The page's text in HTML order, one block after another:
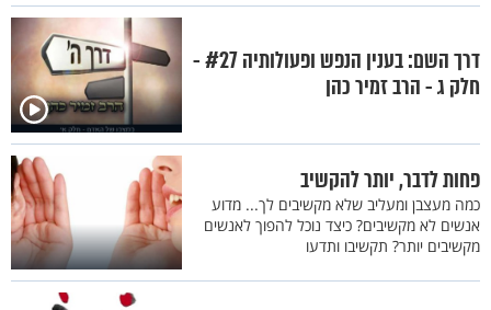
דרך השם: בענין הנפש ופעולותיה #27 -
חלק ג - הרב זמיר כהן
פחות לדבר, יותר להקשיב
כמה מעצבן ומעליב שלא מקשיבים לך... מדוע
אנשים לא מקשיבים? כיצד נוכל להפוך לאנשים
מקשיבים יותר? תקשיבו ותדעו